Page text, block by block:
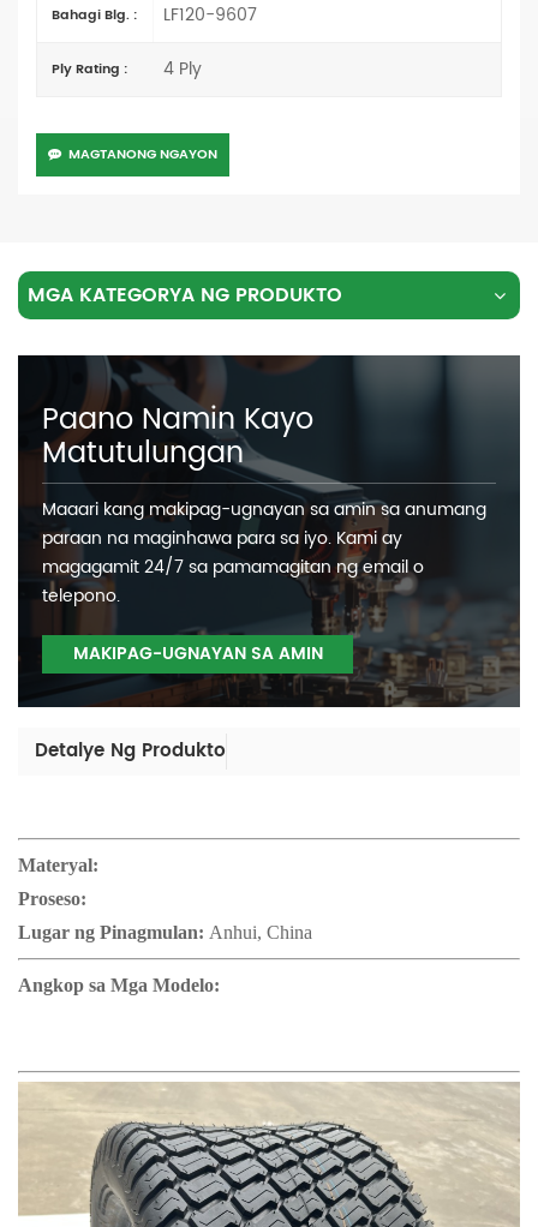
Bahagi Blg. : LF120-9607
Ply Rating : 4 Ply
MAGTANONG NGAYON
MGA KATEGORYA NG PRODUKTO
Paano Namin Kayo
Matutulungan
Maaari kang makipag-ugnayan sa amin sa anumang
paraan na maginhawa para sa iyo. Kami ay
magagamit 24/7 sa pamamagitan ng email o
telepono.
MAKIPAG-UGNAYAN SA AMIN
Detalye Ng Produkto
Materyal:
Proseso:
Lugar ng Pinagmulan: Anhui, China
Angkop sa Mga Modelo: